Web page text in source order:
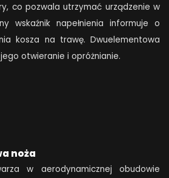
co pozwala utrzymać urządzenie w
wskaźnik napełnienia informuje o
kosza na trawę. Dwuelementowa
otwieranie i opróżnianie.
noża
w aerodynamicznej obudowie